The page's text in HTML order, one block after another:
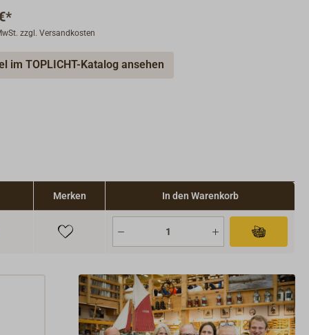
zzgl. Versandkosten
im TOPLICHT-Katalog ansehen
Merken In den Warenkorb